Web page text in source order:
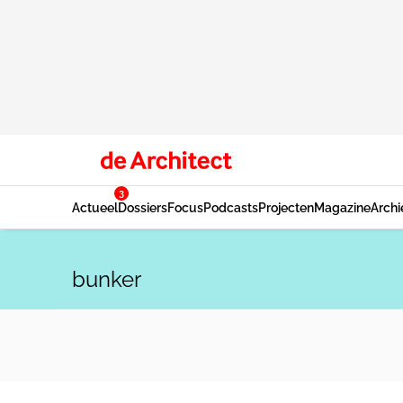
Actueel
3
DossiersFocusPodcastsProjectenMagazine
bunker